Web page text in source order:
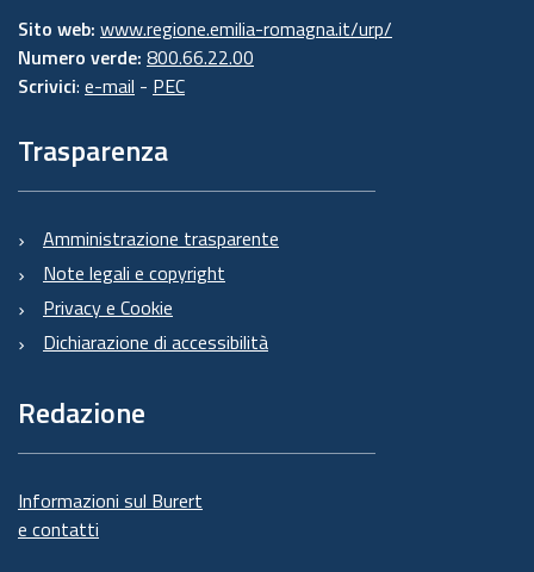
Sito web: www.regione.emilia-romagna.it/urp/
Numero verde: 800.66.22.00
Scrivici: e-mail - PEC
Trasparenza
Amministrazione trasparente
Note legali e copyright
Privacy e Cookie
Dichiarazione di accessibilità
Redazione
Informazioni sul Burert
e contatti